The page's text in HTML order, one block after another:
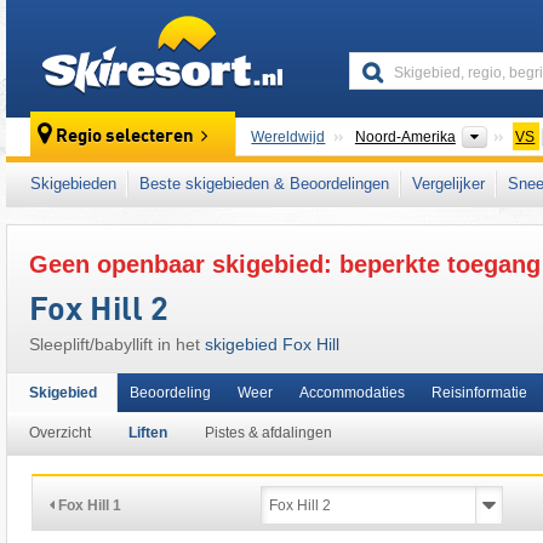
Regio selecteren Wereldwijd Noord-Amerika VS
Dit skigebied ligt ook in: Midwest
Skigebieden Beste skigebieden & Beoordelingen Vergelijker
Geen openbaar skigebied: beperkte toegang
Fox Hill 2
Sleeplift/babyllift in het skigebied Fox Hill
Skigebied
Overzicht Liften Pistes & afdalingen
Beoordeling Weer Accommodaties Reisinformatie
Fox Hill 1